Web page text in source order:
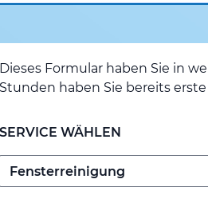
Dieses Formular haben Sie in
Stunden haben Sie bereits
SERVICE WÄHLEN